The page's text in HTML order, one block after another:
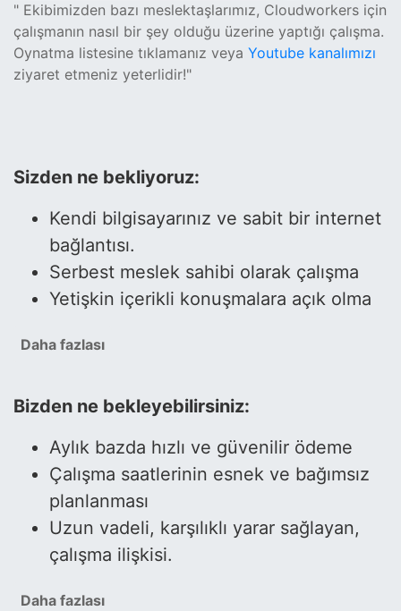
" Ekibimizden bazı meslektaşlarımız, Cloudworkers için
çalışmanın nasıl bir şey olduğu üzerine yaptığı çalışma.
Oynatma listesine tıklamanız veya Youtube kanalımızı
ziyaret etmeniz yeterlidir!"
Sizden ne bekliyoruz:
Kendi bilgisayarınız ve sabit bir internet
bağlantısı.
Serbest meslek sahibi olarak çalışma
Yetişkin içerikli konuşmalara açık olma
Daha fazlası
Bizden ne bekleyebilirsiniz:
Aylık bazda hızlı ve güvenilir ödeme
Çalışma saatlerinin esnek ve bağımsız
planlanması
Uzun vadeli, karşılıklı yarar sağlayan,
çalışma ilişkisi.
Daha fazlası